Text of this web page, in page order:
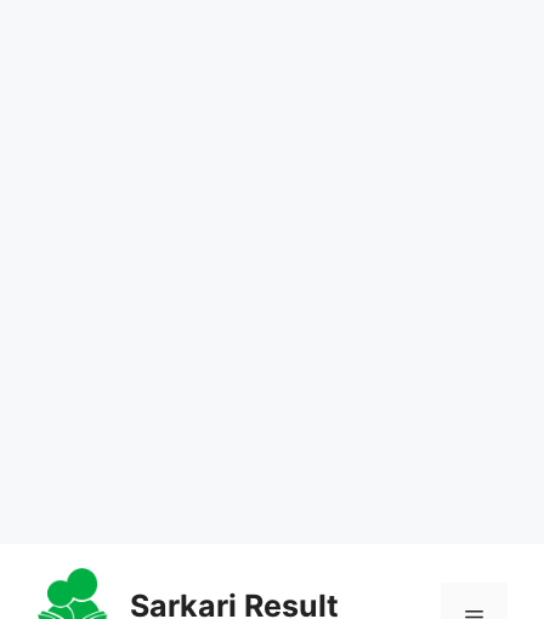
Sarkari Result